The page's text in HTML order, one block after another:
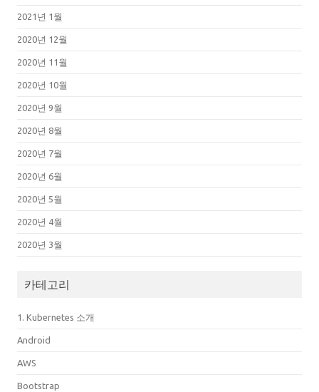
2021년 1월
2020년 12월
2020년 11월
2020년 10월
2020년 9월
2020년 8월
2020년 7월
2020년 6월
2020년 5월
2020년 4월
2020년 3월
카테고리
1. Kubernetes 소개
Android
AWS
Bootstrap